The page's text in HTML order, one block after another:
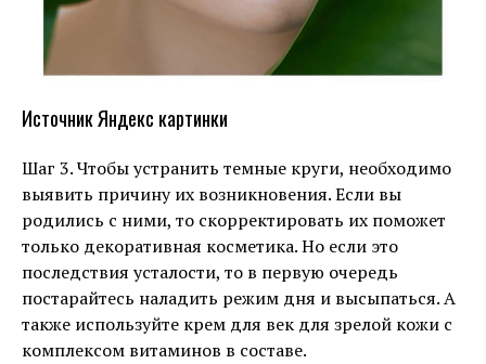
Источник Яндекс картинки
Шаг 3. Чтобы устранить темные круги, необходимо
выявить причину их возникновения. Если вы
родились с ними, то скорректировать их поможет
только декоративная косметика. Но если это
последствия усталости, то в первую очередь
постарайтесь наладить режим дня и высыпаться. А
также используйте крем для век для зрелой кожи с
комплексом витаминов в составе.